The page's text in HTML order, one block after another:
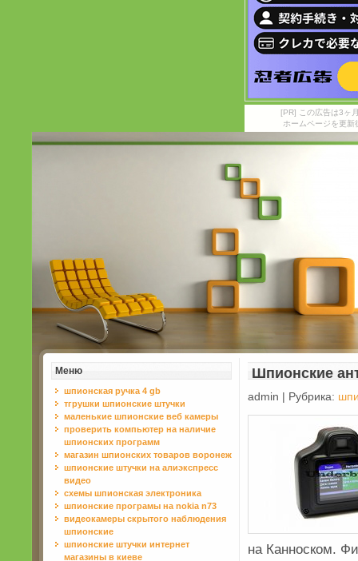
[PR] この広告は3ヶ
ホームページを更
Меню
шпионская ручка 4 gb
тгрушки шпионские штучки
маленькие шпионские веб камеры
проверить компьютер на наличие
шпионских программ
магазин шпионских товаров воронеж
шпионские штучки на алиэкспресс
видео
схемы шпионская электроника
шпионские програмы на nokia n73
видеокaмеры скрытого нaблюдения
шпионские
шпионские штучки интернет
магазины в киеве
Шпионские
admin | Рубрика:
на Канноском.